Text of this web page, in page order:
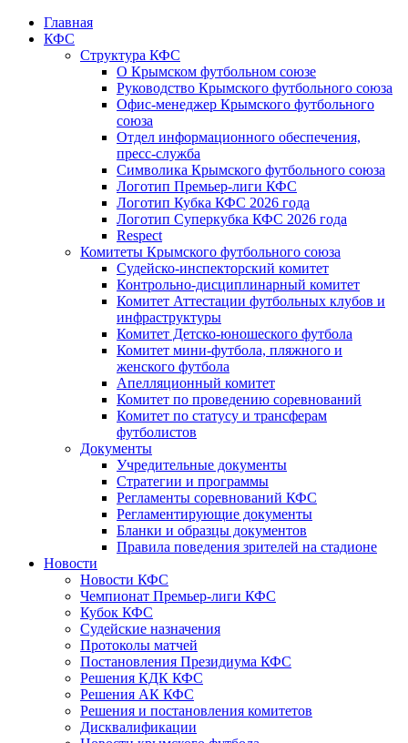
Главная
КФС
Структура КФС
О Крымском футбольном союзе
Руководство Крымского футбольного союза
Офис-менеджер Крымского футбольного
союза
Отдел информационного обеспечения,
пресс-служба
Символика Крымского футбольного союза
Логотип Премьер-лиги КФС
Логотип Кубка КФС 2026 года
Логотип Суперкубка КФС 2026 года
Respect
Комитеты Крымского футбольного союза
Судейско-инспекторский комитет
Контрольно-дисциплинарный комитет
Комитет Аттестации футбольных клубов и
инфраструктуры
Комитет Детско-юношеского футбола
Комитет мини-футбола, пляжного и
женского футбола
Апелляционный комитет
Комитет по проведению соревнований
Комитет по статусу и трансферам
футболистов
Документы
Учредительные документы
Стратегии и программы
Регламенты соревнований КФС
Регламентирующие документы
Бланки и образцы документов
Правила поведения зрителей на стадионе
Новости
Новости КФС
Чемпионат Премьер-лиги КФС
Кубок КФС
Судейские назначения
Протоколы матчей
Постановления Президиума КФС
Решения КДК КФС
Решения АК КФС
Решения и постановления комитетов
Дисквалификации